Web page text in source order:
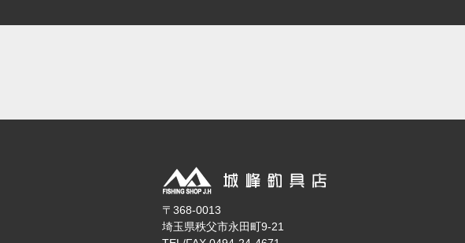
〒368-0013
埼玉県秩父市永田町9-21